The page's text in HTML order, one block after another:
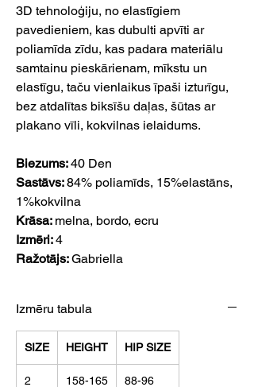
3D tehnoloģiju, no elastīgiem
pavedieniem, kas dubulti apvīti ar
poliamīda zīdu, kas padara materiālu
samtainu pieskārienam, mīkstu un
elastīgu, taču vienlaikus īpaši izturīgu,
bez atdalītas biksīšu daļas, šūtas ar
plakano vīli, kokvilnas ielaidums.
Biezums:40 Den
Sastāvs:84% poliamīds, 15%elastāns,
1%kokvilna
Krāsa: melna, bordo, ecru
Izmēri:4
Ražotājs:Gabriella
Izmēru tabula
SIZE HEIGHT HIP SIZE
2 158-165 88-96